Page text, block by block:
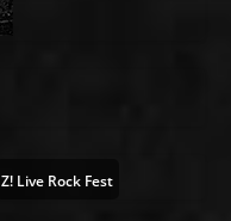
Z! Live Rock Fest